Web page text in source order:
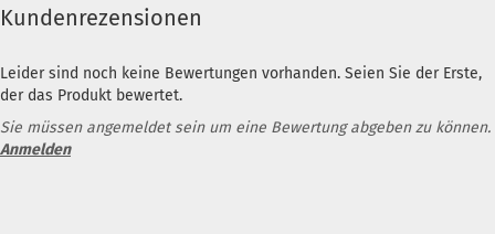
Kundenrezensionen
Leider sind noch keine Bewertungen vorhanden. Seien Sie der Erste,
der das Produkt bewertet.
Sie müssen angemeldet sein um eine Bewertung abgeben zu können.
Anmelden